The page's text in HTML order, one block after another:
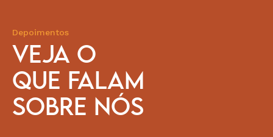
Depoimentos
VEJA O
QUE FALAM
SOBRE NÓS